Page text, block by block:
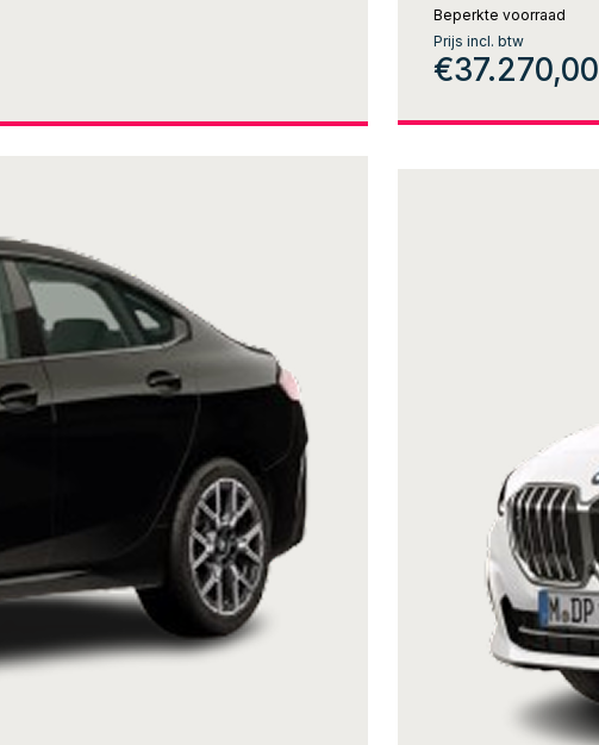
Beperkte voorraad
Prijs incl. btw
€37.270,00